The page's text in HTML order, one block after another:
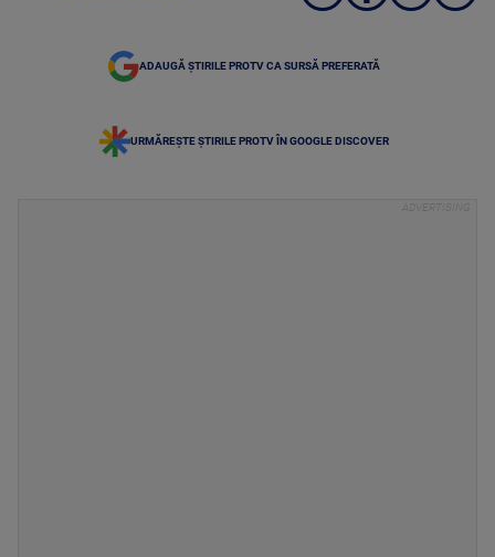
ADAUGĂ ȘTIRILE PROTV CA SURSĂ PREFERATĂ
URMĂREȘTE ȘTIRILE PROTV ÎN GOOGLE DISCOVER